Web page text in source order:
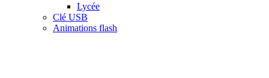
Lycée
Clé USB
Animations flash